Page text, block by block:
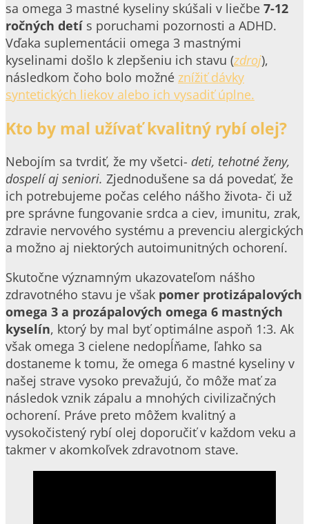
sa omega 3 mastné kyseliny skúšali v liečbe 7-12
ročných detí s poruchami pozornosti a ADHD.
Vďaka suplementácii omega 3 mastnými
kyselinami došlo k zlepšeniu ich stavu (zdroj),
následkom čoho bolo možné znížiť dávky
syntetických liekov alebo ich vysadiť úplne.
Kto by mal užívať kvalitný rybí olej?
Nebojím sa tvrdiť, že my všetci- deti, tehotné ženy,
dospelí aj seniori. Zjednodušene sa dá povedať, že
ich potrebujeme počas celého nášho života- či už
pre správne fungovanie srdca a ciev, imunitu, zrak,
zdravie nervového systému a prevenciu alergických
a možno aj niektorých autoimunitných ochorení.
Skutočne významným ukazovateľom nášho
zdravotného stavu je však pomer protizápalových
omega 3 a prozápalových omega 6 mastných
kyselín, ktorý by mal byť optimálne aspoň 1:3. Ak
však omega 3 cielene nedopĺňame, ľahko sa
dostaneme k tomu, že omega 6 mastné kyseliny v
našej strave vysoko prevažujú, čo môže mať za
následok vznik zápalu a mnohých civilizačných
ochorení. Práve preto môžem kvalitný a
vysokočistený rybí olej doporučiť v každom veku a
takmer v akomkoľvek zdravotnom stave.